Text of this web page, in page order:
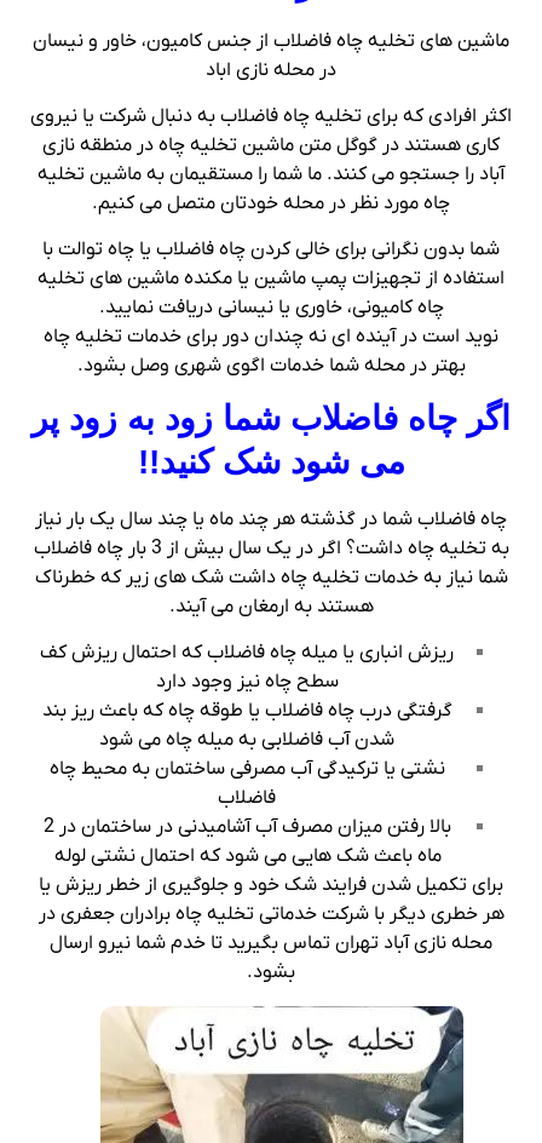
ماشین های تخلیه چاه فاضلاب از جنس کامیون، خاور و نیسان
در محله نازی اباد
اکثر افرادی که برای تخلیه چاه فاضلاب به دنبال شرکت یا نیروی
کاری هستند در گوگل متن ماشین تخلیه چاه در منطقه نازی
آباد را جستجو می کنند. ما شما را مستقیمان به ماشین تخلیه
چاه مورد نظر در محله خودتان متصل می کنیم.
شما بدون نگرانی برای خالی کردن چاه فاضلاب یا چاه توالت با
استفاده از تجهیزات پمپ ماشین یا مکنده ماشین های تخلیه
چاه کامیونی، خاوری یا نیسانی دریافت نمایید.
نوید است در آینده ای نه چندان دور برای خدمات تخلیه چاه
بهتر در محله شما خدمات اگوی شهری وصل بشود.
اگر چاه فاضلاب شما زود به زود پر
می شود شک کنید!!
چاه فاضلاب شما در گذشته هر چند ماه یا چند سال یک بار نیاز
به تخلیه چاه داشت؟ اگر در یک سال بیش از 3 بار چاه فاضلاب
شما نیاز به خدمات تخلیه چاه داشت شک های زیر که خطرناک
هستند به ارمغان می آیند.
ریزش انباری یا میله چاه فاضلاب که احتمال ریزش کف
سطح چاه نیز وجود دارد
گرفتگی درب چاه فاضلاب یا طوقه چاه که باعث ریز بند
شدن آب فاضلابی به میله چاه می شود
نشتی یا ترکیدگی آب مصرفی ساختمان به محیط چاه
فاضلاب
بالا رفتن میزان مصرف آب آشامیدنی در ساختمان در 2
ماه باعث شک هایی می شود که احتمال نشتی لوله
برای تکمیل شدن فرایند شک خود و جلوگیری از خطر ریزش یا
هر خطری دیگر با شرکت خدماتی تخلیه چاه برادران جعفری در
محله نازی آباد تهران تماس بگیرید تا خدم شما نیرو ارسال
بشود.